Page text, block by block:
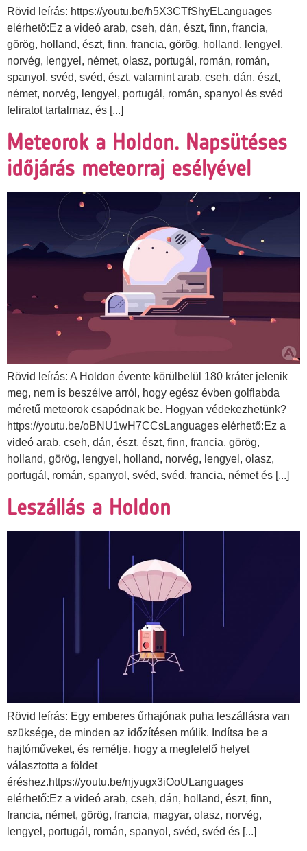
Rövid leírás: https://youtu.be/h5X3CTfShyELanguages
elérhető:Ez a videó arab, cseh, dán, észt, finn, francia,
görög, holland, észt, finn, francia, görög, holland, lengyel,
norvég, lengyel, német, olasz, portugál, román, román,
spanyol, svéd, svéd, észt, valamint arab, cseh, dán, észt,
német, norvég, lengyel, portugál, román, spanyol és svéd
feliratot tartalmaz, és [...]
Meteorok a Holdon. Napsütéses
időjárás meteorraj esélyével
Rövid leírás: A Holdon évente körülbelül 180 kráter jelenik
meg, nem is beszélve arról, hogy egész évben golflabda
méretű meteorok csapódnak be. Hogyan védekezhetünk?
https://youtu.be/oBNU1wH7CCsLanguages elérhető:Ez a
videó arab, cseh, dán, észt, észt, finn, francia, görög,
holland, görög, lengyel, holland, norvég, lengyel, olasz,
portugál, román, spanyol, svéd, svéd, francia, német és [...]
Leszállás a Holdon
Rövid leírás: Egy emberes űrhajónak puha leszállásra van
szüksége, de minden az időzítésen múlik. Indítsa be a
hajtóműveket, és remélje, hogy a megfelelő helyet
választotta a földet
éréshez.https://youtu.be/njyugx3iOoULanguages
elérhető:Ez a videó arab, cseh, dán, holland, észt, finn,
francia, német, görög, francia, magyar, olasz, norvég,
lengyel, portugál, román, spanyol, svéd, svéd és [...]